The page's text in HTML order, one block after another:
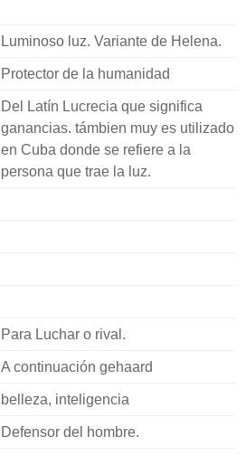
Luminoso luz. Variante de Helena.
Protector de la humanidad
Del Latín Lucrecia que significa
ganancias. támbien muy es utilizado
en Cuba donde se refiere a la
persona que trae la luz.
Para Luchar o rival.
A continuación gehaard
belleza, inteligencia
Defensor del hombre.